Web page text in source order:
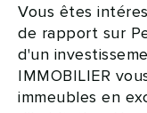
Vous êtes
de rapport sur
d'un
IMMOBILIER
immeubles en